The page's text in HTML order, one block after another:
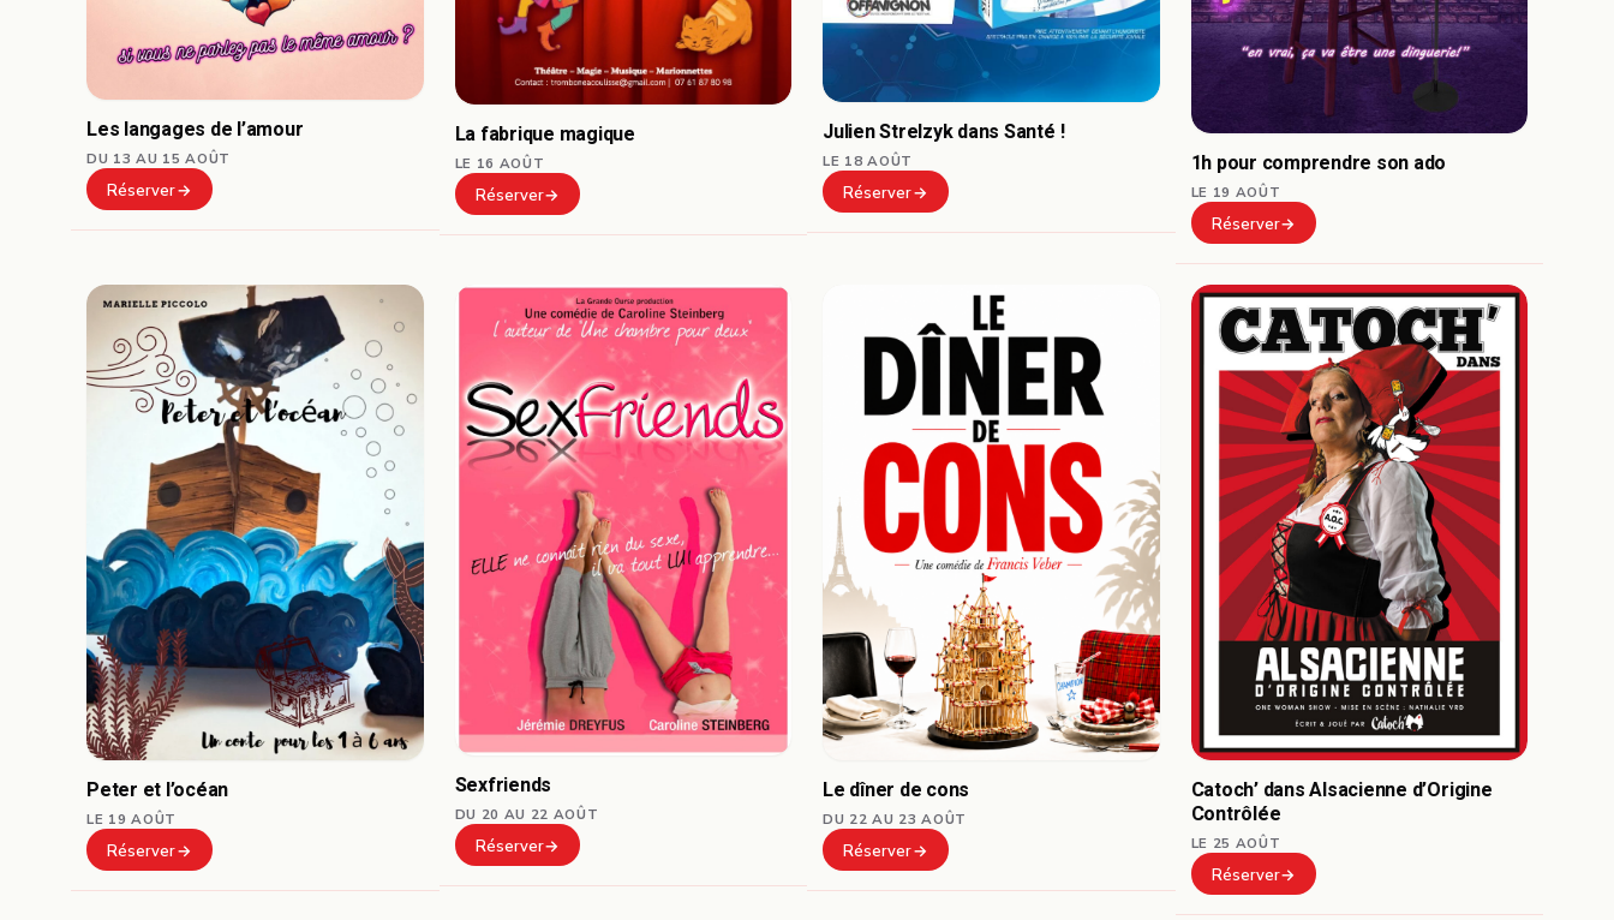
Les langages de l’amour
DU 13 AU 15 AOÛT
Réserver
La fabrique magique
LE 16 AOÛT
Réserver
Julien Strelzyk dans Santé !
LE 18 AOÛT
Réserver
1h pour comprendre son ado
LE 19 AOÛT
Réserver
Peter et l’océan
LE 19 AOÛT
Réserver
Sexfriends
DU 20 AU 22 AOÛT
Réserver
Le dîner de cons
DU 22 AU 23 AOÛT
Réserver
Catoch’ dans Alsacienne d’Origine
Contrôlée
LE 25 AOÛT
Réserver